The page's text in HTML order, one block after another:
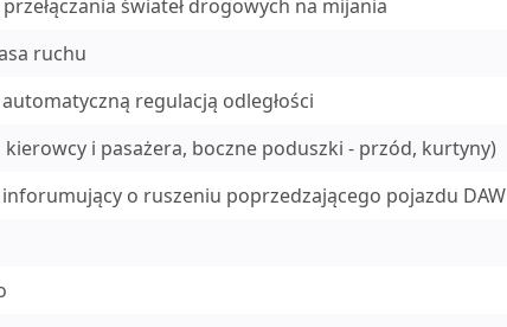
świateł drogowych na mijania
ruchu
regulacją odległości
i pasażera, boczne poduszki - przód, kurtyny)
o ruszeniu poprzedzającego pojazdu DAW